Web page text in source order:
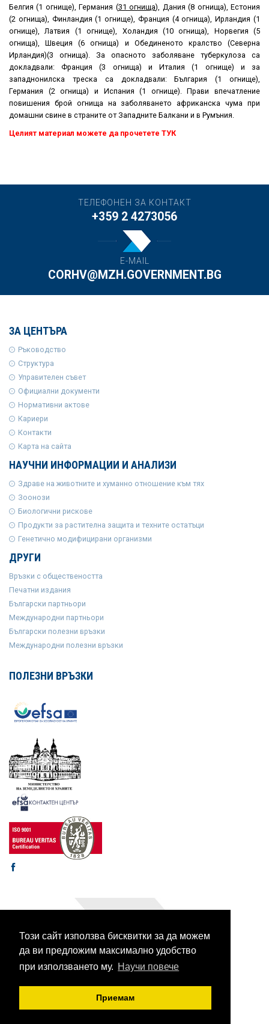
Този сайт използва бисквитки за да можем
да ви предложим максимално удобство
при използването му. Научи повече
Приемам
Белгия (1 огнище), Германия (31 огнища), Дания (8 огнища), Естония
(2 огнища), Финландия (1 огнище), Франция (4 огнища), Ирландия (1
огнище), Латвия (1 огнище), Холандия (10 огнища), Норвегия (5
огнища), Швеция (6 огнища) и Обединеното кралство (Северна
Ирландия)(3 огнища). За опасното заболяване туберкулоза са
докладвали: Франция (3 огнища) и Италия (1 огнище) и за
западнонилска треска са докладвали: България (1 огнище),
Германия (2 огнища) и Испания (1 огнище). Прави впечатление
повишения брой огнища на заболяването африканска чума при
домашни свине в страните от Западните Балкани и в Румъния.
Целият материал можете да прочетете ТУК
ТЕЛЕФОНЕН ЗА КОНТАКТ
+359 2 4273056
E-MAIL
CORHV@MZH.GOVERNMENT.BG
ЗА ЦЕНТЪРА
Ръководство
Структура
Управителен съвет
Официални документи
Нормативни актове
Кариери
Контакти
Карта на сайта
НАУЧНИ ИНФОРМАЦИИ И АНАЛИЗИ
Здраве на животните и хуманно отношение към тях
Зоонози
Биологични рискове
Продукти за растителна защита и техните остатъци
Генетично модифицирани организми
ДРУГИ
Връзки с обществеността
Печатни издания
Български партньори
Международни партньори
Български полезни връзки
Международни полезни връзки
ПОЛЕЗНИ ВРЪЗКИ
© 2003-2026 CORHV
Всички права запазени.